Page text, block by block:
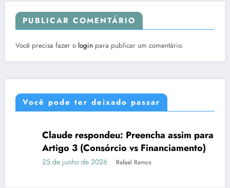
PUBLICAR COMENTÁRIO
Você precisa fazer o login para publicar um comentário.
Você pode ter deixado passar
Claude respondeu: Preencha assim para o
Artigo 3 (Consórcio vs Financiamento)
25 de junho de 2026 Rafael Ramos